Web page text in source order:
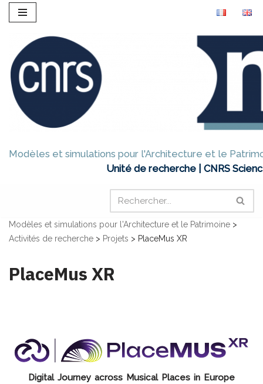
contenu
Modèles et simulations pour l'Architecture et le
Unité de recherche | CNRS
Modèles et simulations pour l'Architecture et le Patrimoine >
Activités de recherche > Projets > PlaceMus XR
PlaceMus XR
Digital Journey across Musical Places in Europe